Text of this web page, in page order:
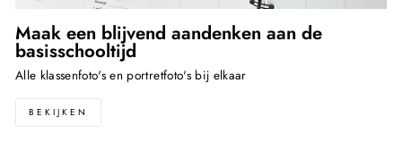
Maak een blijvend aandenken aan de
basisschooltijd
Alle klassenfoto's en portretfoto's bij elkaar
BEKIJKEN